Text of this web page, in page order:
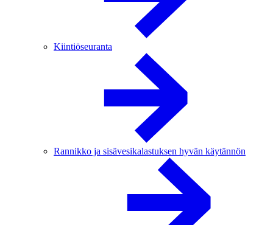
Kiintiöseuranta
Rannikko ja sisävesikalastuksen hyvän käytännön